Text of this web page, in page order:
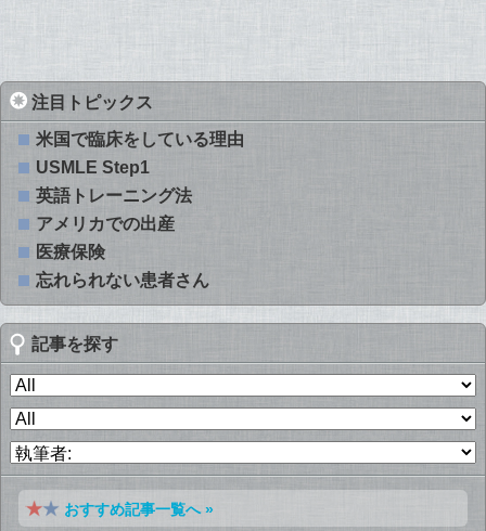
注目トピックス
米国で臨床をしている理由
USMLE Step1
英語トレーニング法
アメリカでの出産
医療保険
忘れられない患者さん
記事を探す
おすすめ記事一覧へ »